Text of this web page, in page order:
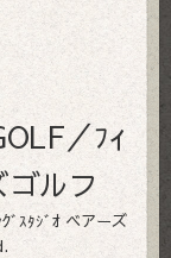
／ﾌｨ
ルフ
ﾞｽﾀｼﾞｵ ベアーズ